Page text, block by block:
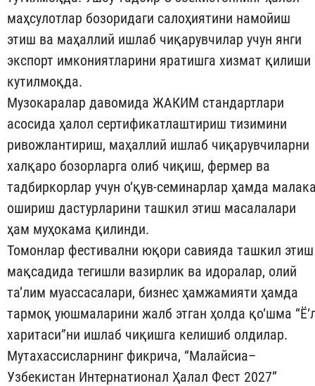
маҳсулотлар бозоридаги салоҳиятини намойиш
этиш ва маҳаллий ишлаб чиқарувчилар учун янги
экспорт имкониятларини яратишга хизмат қилиши
кутилмоқда.
Музокаралар давомида ЖАКИМ стандартлари
асосида ҳалол сертификатлаштириш тизимини
ривожлантириш, маҳаллий ишлаб чиқарувчиларни
халқаро бозорларга олиб чиқиш, фермер ва
тадбиркорлар учун о‘қув-семинарлар ҳамда
ошириш дастурларини ташкил этиш масалалари
ҳам муҳокама қилинди.
Томонлар фестивални юқори савияда ташкил этиш
мақсадида тегишли вазирлик ва идоралар, олий
та’лим муассасалари, бизнес ҳамжамияти ҳамда
тармоқ уюшмаларини жалб этган ҳолда қо‘шма
харитаси”ни ишлаб чиқишга келишиб олдилар.
Мутахассисларнинг фикрича, “Малайсиа–
Узбекистан Интернатионал Ҳалал Фест 2027”